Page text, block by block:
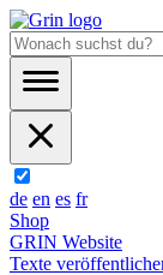
de en es fr
Shop
GRIN Website
Texte